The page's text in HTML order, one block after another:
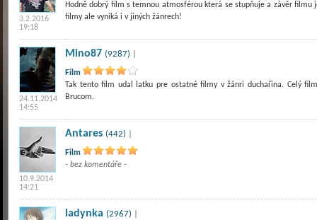
3.2.2016
19:18
Hodně dobrý film s temnou atmosférou která se stupňuje a závěr
filmy ale vyniká i v jiných žánrech!
24.11.2014
14:55
Mino87 (9287)
Film
Tak tento film udal latku pre ostatné filmy v žánri duchařina. Celý
Brucom.
10.9.2014
14:21
Antares (442)
Film
- bez komentáře -
ladynka (2967)